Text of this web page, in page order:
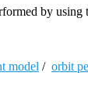
by
model / orbit